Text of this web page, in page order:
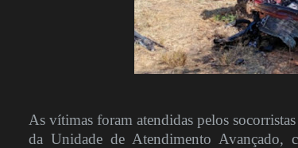
As vítimas foram atendidas pelos
da Unidade de Atendimento Avançado,